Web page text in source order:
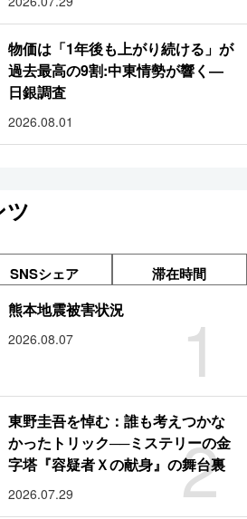
物価は「1年後も上がり続ける」が
過去最高の9割:中東情勢が響く―
日銀調査
2026.08.01
ツ
SNSシェア 滞在時間
1
熊本地震被害状況
2026.08.07
2
東野圭吾を悼む：誰も考えつかな
かったトリック──ミステリーの金
字塔『容疑者Ｘの献身』の舞台裏
2026.07.29